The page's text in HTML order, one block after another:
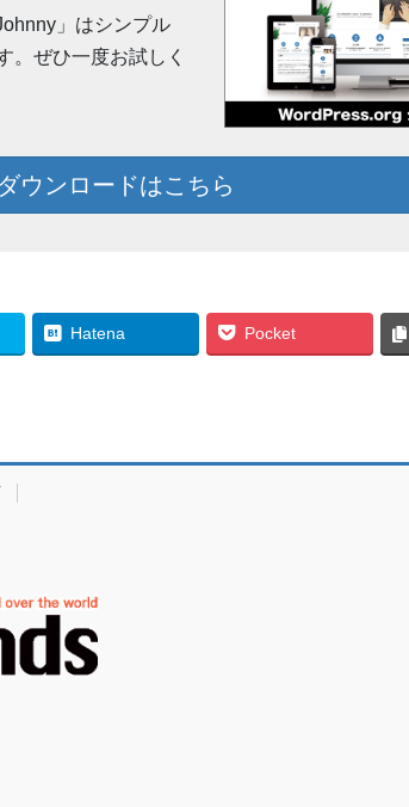
」はシンプル
。ぜひ一度お試しく
ダウンロードはこちら
Hatena Pocket